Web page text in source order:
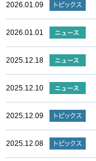
2026.01.09
2026.01.01
2025.12.18
2025.12.10
2025.12.09
2025.12.08